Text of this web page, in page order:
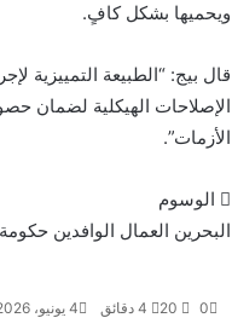
ويحميها بشكل كافٍ.
قال بيج: “الطبيعة التمييزية
الإصلاحات الهيكلية لضمان
الأزمات”.
الوسوم
البحرين العمال الوافدين
4 يونيو، 2026 0